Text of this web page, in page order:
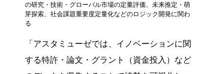
の研究・技術・グローバル市場の定量評価、未来推定・萌
芽探索、社会課題重要度定量化などのロジック開発に関わ
る
「アスタミューゼでは、イノベーションに関
する特許・論文・グラント（資金投入）など